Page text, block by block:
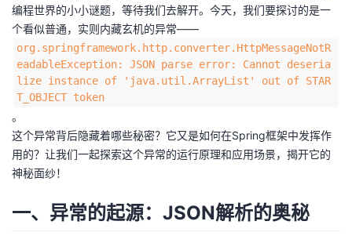
我
的
博
客
我
的
论
坛
我
的
圈
我
的
我
编程世界的小小谜题，等待我们去解开。今天，我们要探讨的是一
个看似普通，实则内藏玄机的异常——
org.springframework.http.converter.HttpMessageNotR
eadableException: JSON parse error: Cannot deseria
lize instance of 'java.util.ArrayList' out of STAR
T_OBJECT token
。
这个异常背后隐藏着哪些秘密？它又是如何在Spring框架中发挥作
用的？让我们一起探索这个异常的运行原理和应用场景，揭开它的
神秘面纱！
一、异常的起源：JSON解析的奥秘